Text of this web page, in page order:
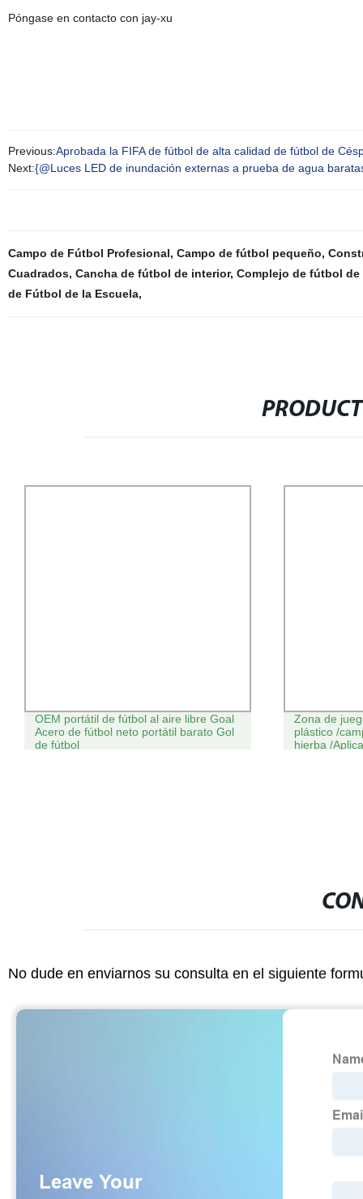
Póngase en contacto con jay-xu
Previous:Aprobada la FIFA de fútbol de alta calidad de fútbol de
Next:{@Luces LED de inundación externas a prueba de agua
Campo de Fútbol Profesional, Campo de fútbol pequeño,
Cuadrados, Cancha de fútbol de interior, Complejo de fútbol de
de Fútbol de la Escuela,
OEM portátil de fútbol al aire libre Goal
Acero de fútbol neto portátil barato Gol
de fútbol
Zona de
plástico /
hierba /
No dude en enviarnos su consulta en el siguiente